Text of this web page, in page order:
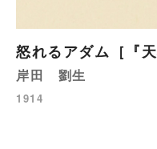
怒れるアダム［『
岸田 劉生
1914